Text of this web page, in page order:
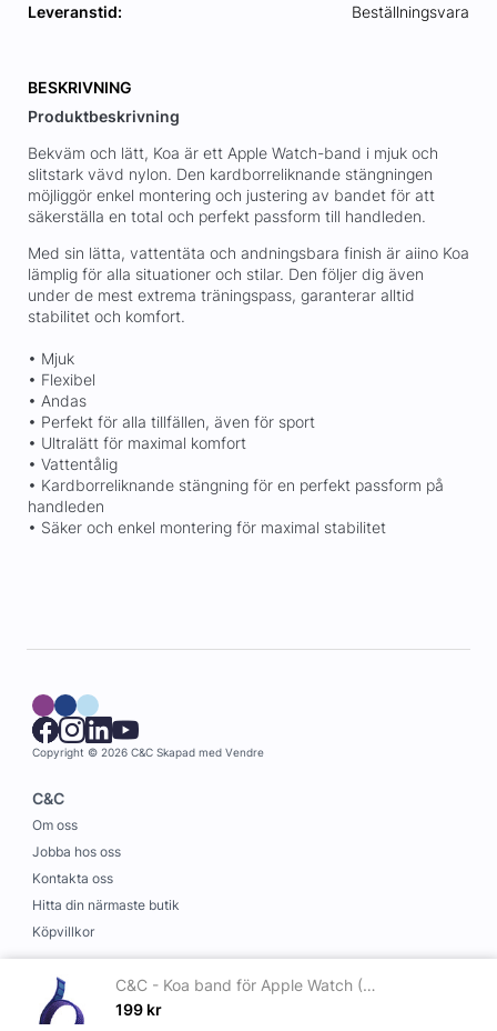
C&C - Koa band för Apple Watch (1-10 Series) 42-45mm Night Blue
199 kr
Leveranstid:
Beställningsvara
BESKRIVNING
Produktbeskrivning
Bekväm och lätt, Koa är ett Apple Watch-band i mjuk och
slitstark vävd nylon. Den kardborreliknande stängningen
möjliggör enkel montering och justering av bandet för att
säkerställa en total och perfekt passform till handleden.
Med sin lätta, vattentäta och andningsbara finish är aiino Koa
lämplig för alla situationer och stilar. Den följer dig även
under de mest extrema träningspass, garanterar alltid
stabilitet och komfort.
• Mjuk
• Flexibel
• Andas
• Perfekt för alla tillfällen, även för sport
• Ultralätt för maximal komfort
• Vattentålig
• Kardborreliknande stängning för en perfekt passform på
handleden
• Säker och enkel montering för maximal stabilitet
Copyright © 2026 C&C Skapad med Vendre
C&C
Om oss
Jobba hos oss
Kontakta oss
Hitta din närmaste butik
Köpvillkor
Information
Leverans och betalning